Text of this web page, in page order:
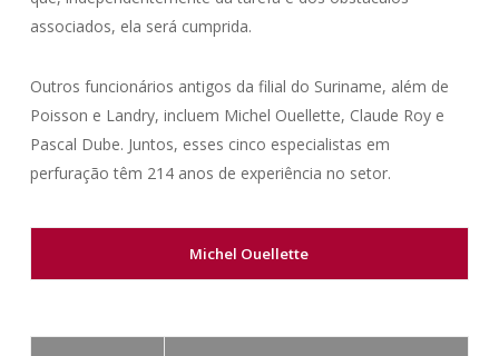
associados, ela será cumprida.
Outros funcionários antigos da filial do Suriname, além de
Poisson e Landry, incluem Michel Ouellette, Claude Roy e
Pascal Dube. Juntos, esses cinco especialistas em
perfuração têm 214 anos de experiência no setor.
Michel Ouellette